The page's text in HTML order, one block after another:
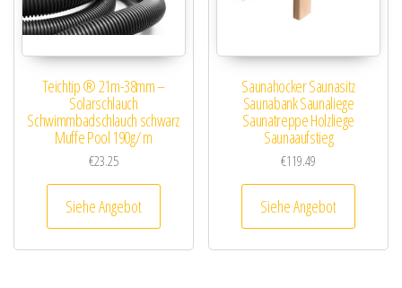
Teichtip ® 21m-38mm –
Solarschlauch
Schwimmbadschlauch schwarz
Muffe Pool 190g/ m
€23.25
Siehe Angebot
Saunahocker Saunasitz
Saunabank Saunaliege
Saunatreppe Holzliege
Saunaaufstieg
€119.49
Siehe Angebot